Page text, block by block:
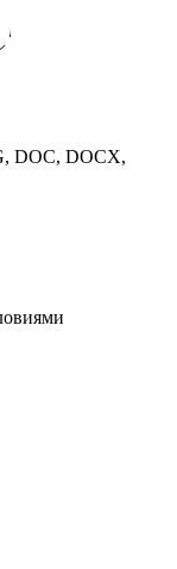
DOC, DOCX,